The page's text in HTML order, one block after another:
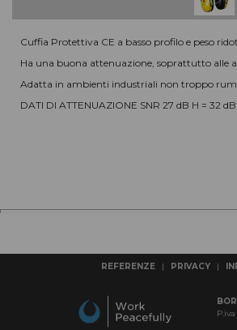
per le aree di lavoro
Cuffia Protettiva CE a basso profilo e peso
Ha una buona attenuazione, soprattutto alle
Adatta in ambienti industriali non troppo
DATI DI ATTENUAZIONE SNR 27 dB H = 32 dB
REFERENZE | PRIVACY |